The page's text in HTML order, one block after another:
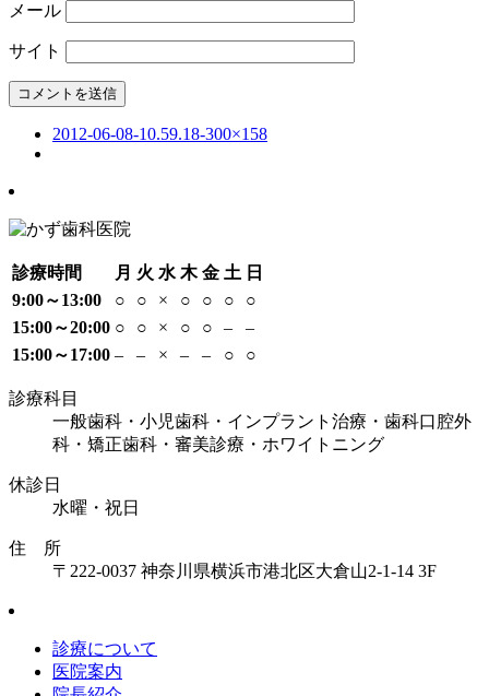
メール
サイト
2012-06-08-10.59.18-300×158
診療時間 月 火 水 木 金 土 日
9:00～13:00
○ ○ × ○ ○ ○
○
15:00～20:00 ○ ○ × ○ ○ –
–
15:00～17:00 – – × – – ○ ○
診療科目
一般歯科・小児歯科・インプラント治療・歯科口腔外
科・矯正歯科・審美診療・ホワイトニング
休診日
水曜・祝日
住 所
〒222-0037 神奈川県横浜市港北区大倉山2-1-14 3F
診療について
医院案内